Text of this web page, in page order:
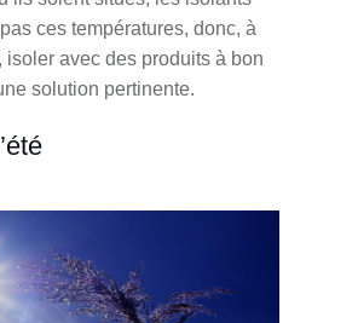
ces températures, donc, à
isoler avec des produits à bon
solution pertinente.